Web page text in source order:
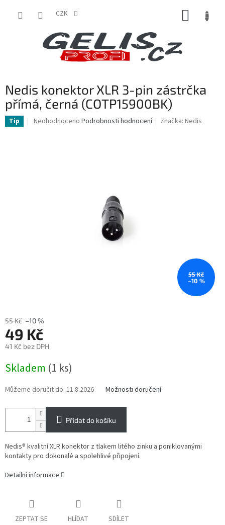
CZK
Nedis konektor XLR 3-pin zástrčka
přímá, černá (COTP15900BK)
Tip
Průměrné
Neohodnoceno Podrobnosti hodnocení Značka:Nedis
55 Kč
–10 %
55 Kč –10 %
49 Kč
41 Kč bez DPH
cena:
Skladem (1 ks)
Můžeme doručit do: 11.8.2026 Možnosti doručení
Přidat do košíku
Nedis® kvalitní XLR konektor z tlakem litého zinku a poniklovanými
kontakty pro dokonalé a spolehlivé připojení.
Detailní informace
ZEPTAT SE HLÍDAT SDÍLET